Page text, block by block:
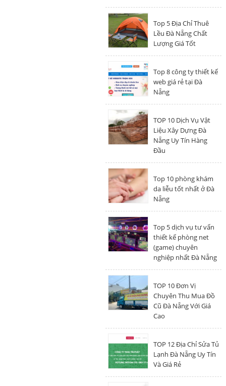
Top 5 Địa Chỉ Thuê
Lều Đà Nẵng Chất
Lượng Giá Tốt
Top 8 công ty thiết kế
web giá rẻ tại Đà
Nẵng
TOP 10 Dịch Vụ Vật
Liệu Xây Dựng Đà
Nẵng Uy Tín Hàng
Đầu
Top 10 phòng khám
da liễu tốt nhất ở Đà
Nẵng
Top 5 dịch vụ tư vấn
thiết kế phòng net
(game) chuyên
nghiệp nhất Đà Nẵng
TOP 10 Đơn Vị
Chuyên Thu Mua Đồ
Cũ Đà Nẵng Với Giá
Cao
TOP 12 Địa Chỉ Sửa Tủ
Lạnh Đà Nẵng Uy Tín
Và Giá Rẻ